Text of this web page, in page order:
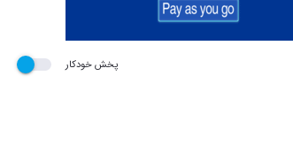
پخش خودکار